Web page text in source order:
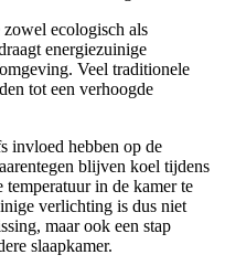
ecologisch als
energiezuinige
Veel traditionele
tot een verhoogde
invloed hebben op de
blijven koel tijdens
temperatuur in de kamer te
verlichting is dus niet
maar ook een stap
slaapkamer.